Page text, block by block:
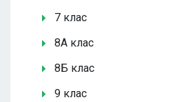
7 клас
8А клас
8Б клас
9 клас